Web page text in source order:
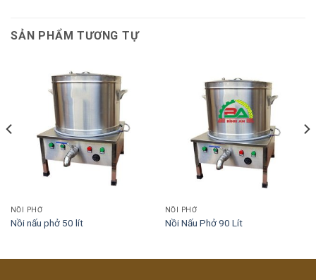
SẢN PHẨM TƯƠNG TỰ
NỒI PHỞ
Nồi nấu phở 50 lít
NỒI PHỞ
Nồi Nấu Phở 90 Lít